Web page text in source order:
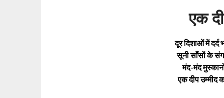
एक
दूर दिशाओं में दर्द
सूनी साँसों के
मंद-मंद
एक दीप उम्मीद